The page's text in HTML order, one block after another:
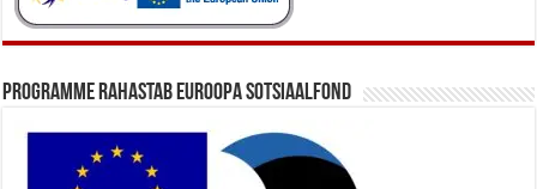
Programme rahastab Euroopa Sotsiaalfond